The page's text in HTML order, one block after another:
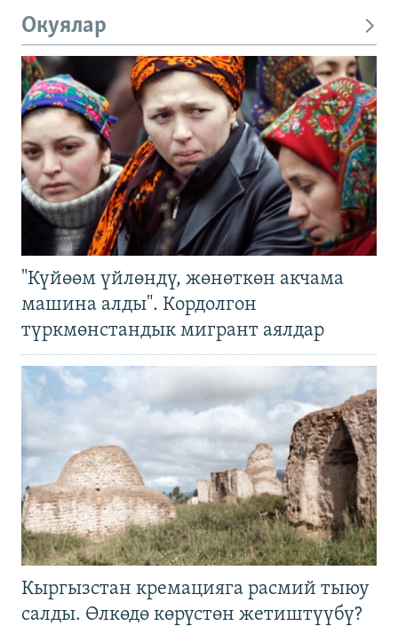
Окуялар
"Күйөөм үйлөндү, жөнөткөн акчама
машина алды". Кордолгон
түркмөнстандык мигрант аялдар
Кыргызстан кремацияга расмий тыюу
салды. Өлкөдө көрүстөн жетиштүүбү?